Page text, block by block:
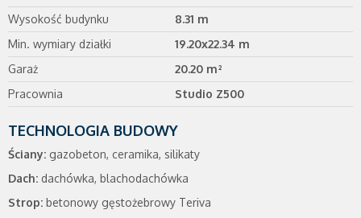
Wysokość budynku
8.31 m
Min. wymiary działki
19.20x22.34 m
Garaż
20.20 m²
Pracownia
Studio Z500
TECHNOLOGIA BUDOWY
Ściany: gazobeton, ceramika, silikaty
Dach: dachówka, blachodachówka
Strop: betonowy gęstożebrowy Teriva